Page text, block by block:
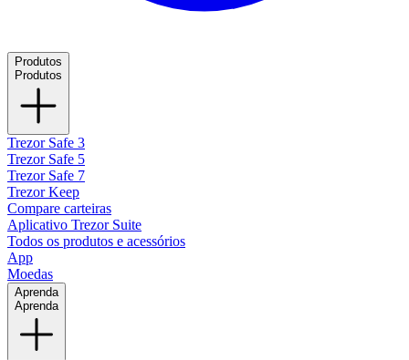
Produtos
Produtos
Trezor Safe 3
Trezor Safe 5
Trezor Safe 7
Trezor Keep
Compare carteiras
Aplicativo Trezor Suite
Todos os produtos e acessórios
App
Moedas
Aprenda
Aprenda